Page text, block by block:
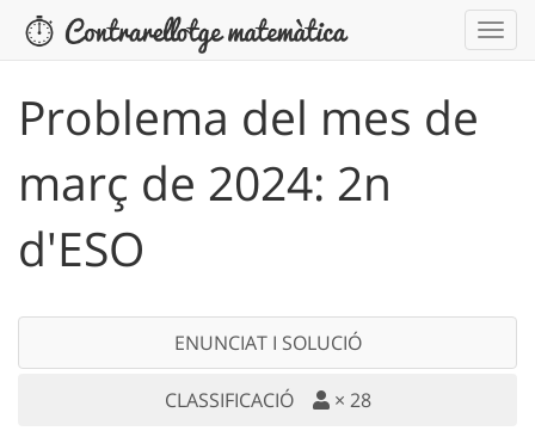
Problema del mes de
març de 2024: 2n
d'ESO
ENUNCIAT I SOLUCIÓ
CLASSIFICACIÓ × 28